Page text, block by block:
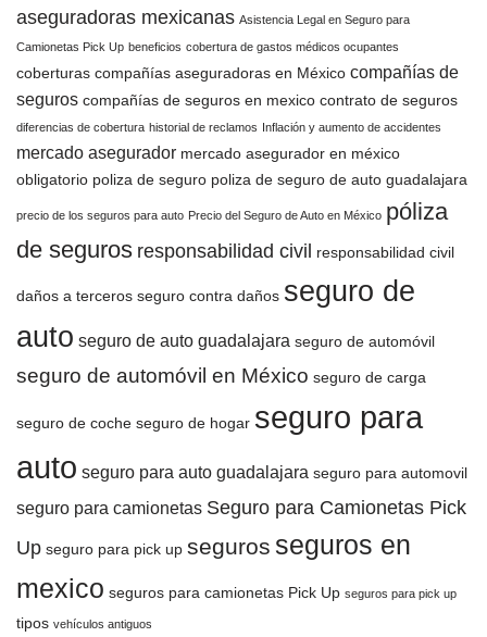
aseguradoras mexicanas Asistencia Legal en Seguro para
Camionetas Pick Up beneficios cobertura de gastos médicos ocupantes
coberturas compañías aseguradoras en México compañías de
seguros compañías de seguros en mexico contrato de seguros
diferencias de cobertura historial de reclamos Inflación y aumento de accidentes
mercado asegurador mercado asegurador en méxico
obligatorio poliza de seguro poliza de seguro de auto guadalajara
precio de los seguros para auto Precio del Seguro de Auto en México póliza
de seguros responsabilidad civil responsabilidad civil
daños a terceros seguro contra daños seguro de
auto seguro de auto guadalajara seguro de automóvil
seguro de automóvil en México seguro de carga
seguro de coche seguro de hogar seguro para
auto seguro para auto guadalajara seguro para automovil
seguro para camionetas Seguro para Camionetas Pick
Up seguro para pick up seguros seguros en
mexico seguros para camionetas Pick Up seguros para pick up
tipos vehículos antiguos